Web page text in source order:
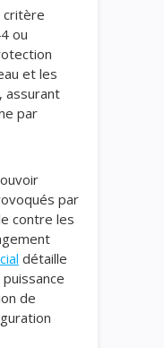
critère
ou
et les
assurant
par
par
contre les
détaille
de